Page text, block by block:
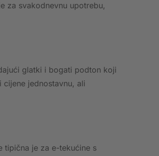
za svakodnevnu upotrebu,
glatki i bogati podton koji
jednostavnu, ali
tipična je za e-tekućine s